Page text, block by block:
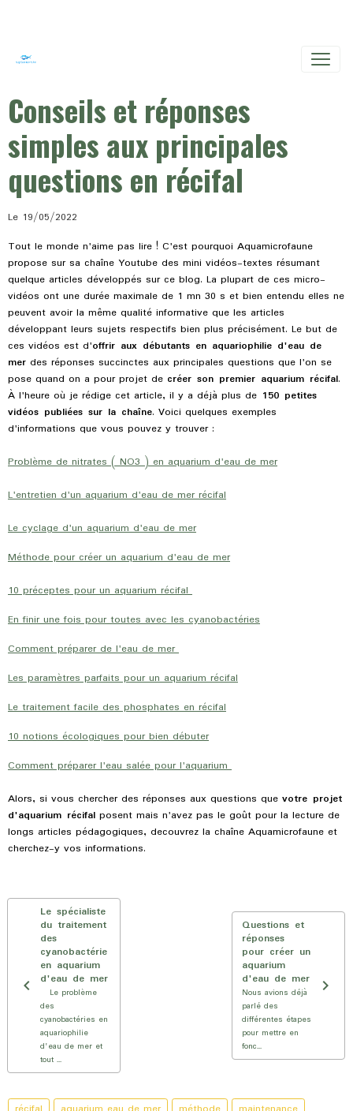
Conseils et réponses
simples aux principales
questions en récifal
Le 19/05/2022
Tout le monde n'aime pas lire ! C'est pourquoi Aquamicrofaune
propose sur sa chaîne Youtube des mini vidéos-textes résumant
quelque articles développés sur ce blog. La plupart de ces micro-
vidéos ont une durée maximale de 1 mn 30 s et bien entendu elles ne
peuvent avoir la même qualité informative que les articles
développant leurs sujets respectifs bien plus précisément. Le but de
ces vidéos est d'offrir aux débutants en aquariophilie d'eau de
mer des réponses succinctes aux principales questions que l'on se
pose quand on a pour projet de créer son premier aquarium récifal.
À l'heure où je rédige cet article, il y a déjà plus de 150 petites
vidéos publiées sur la chaîne. Voici quelques exemples
d'informations que vous pouvez y trouver :
Problème de nitrates ( NO3 ) en aquarium d'eau de mer
L'entretien d'un aquarium d'eau de mer récifal
Le cyclage d'un aquarium d'eau de mer
Méthode pour créer un aquarium d'eau de mer
10 préceptes pour un aquarium récifal
En finir une fois pour toutes avec les cyanobactéries
Comment préparer de l'eau de mer
Les paramètres parfaits pour un aquarium récifal
Le traitement facile des phosphates en récifal
10 notions écologiques pour bien débuter
Comment préparer l'eau salée pour l'aquarium
Alors, si vous chercher des réponses aux questions que votre projet
d'aquarium récifal posent mais n'avez pas le goût pour la lecture de
longs articles pédagogiques, decouvrez la chaîne Aquamicrofaune et
cherchez-y vos informations.
Le spécialiste
du traitement
des
cyanobactérie
en aquarium
d'eau de mer
Le problème
des
cyanobactéries en
aquariophilie
d'eau de mer et
tout ...
Questions et
réponses
pour créer un
aquarium
d'eau de mer
Nous avions déjà
parlé des
différentes étapes
pour mettre en
fonc...